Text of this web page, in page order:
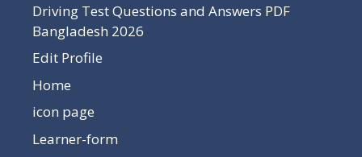
Driving Test Questions and Answers PDF
Bangladesh 2026
Edit Profile
Home
icon page
Learner-form